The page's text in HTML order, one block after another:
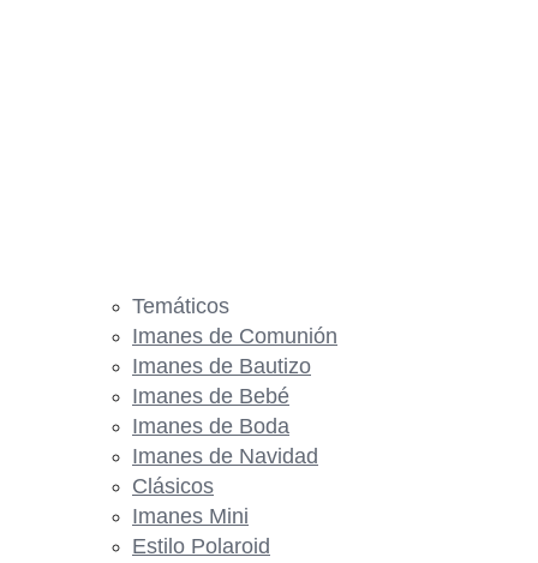
Temáticos
Imanes de Comunión
Imanes de Bautizo
Imanes de Bebé
Imanes de Boda
Imanes de Navidad
Clásicos
Imanes Mini
Estilo Polaroid